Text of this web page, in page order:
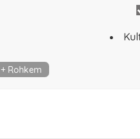
+ Rohkem